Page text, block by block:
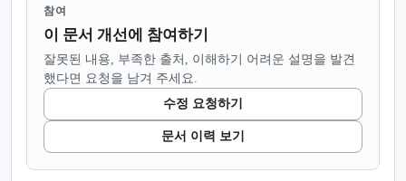
참여
이 문서 개선에 참여하기
잘못된 내용, 부족한 출처, 이해하기 어려운 설명을 발견
했다면 요청을 남겨 주세요.
수정 요청하기
문서 이력 보기